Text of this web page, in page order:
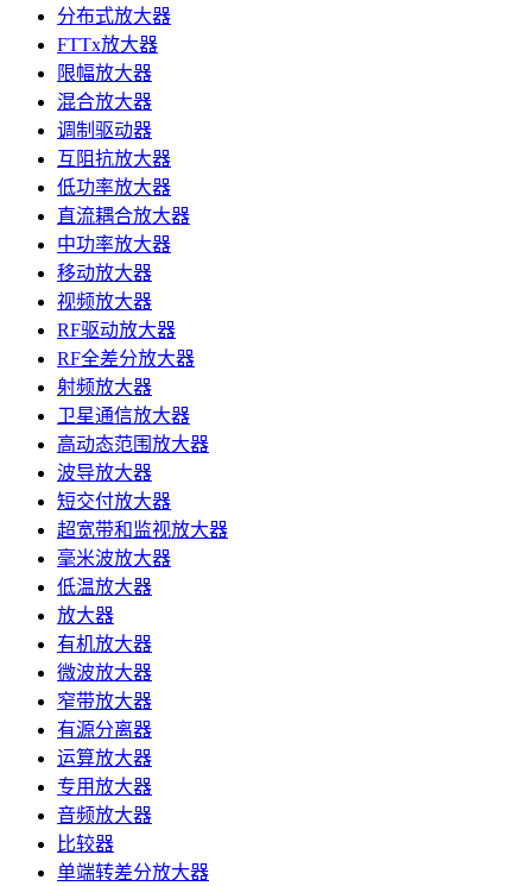
分布式放大器
FTTx放大器
限幅放大器
混合放大器
调制驱动器
互阻抗放大器
低功率放大器
直流耦合放大器
中功率放大器
移动放大器
视频放大器
RF驱动放大器
RF全差分放大器
射频放大器
卫星通信放大器
高动态范围放大器
波导放大器
短交付放大器
超宽带和监视放大器
毫米波放大器
低温放大器
放大器
有机放大器
微波放大器
窄带放大器
有源分离器
运算放大器
专用放大器
音频放大器
比较器
单端转差分放大器